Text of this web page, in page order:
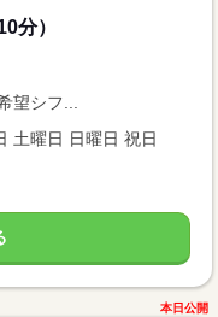
分）
望シフ...
土曜日 日曜日 祝日
本日公開